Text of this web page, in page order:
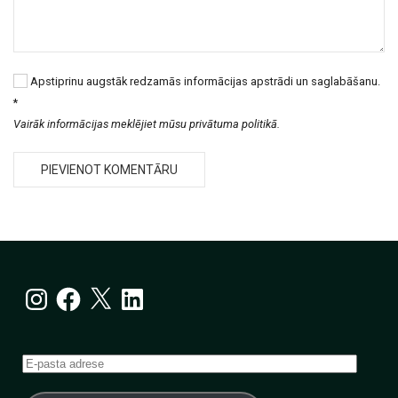
Apstiprinu augstāk redzamās informācijas apstrādi un saglabāšanu.
*
Vairāk informācijas meklējiet mūsu privātuma politikā.
InstagramFacebook
X LinkedIn
E-